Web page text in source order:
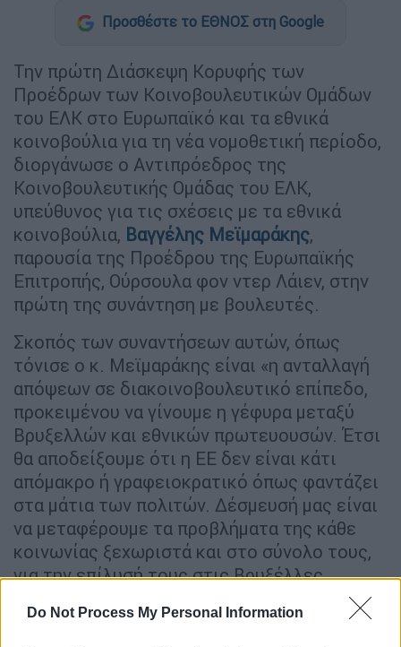
Do Not Process My Personal Information
Προσθέστε το ΕΘΝΟΣ στη Google
Την πρώτη Διάσκεψη Κορυφής των
Προέδρων των Κοινοβουλευτικών Ομάδων
του ΕΛΚ στο Ευρωπαϊκό και τα εθνικά
κοινοβούλια για τη νέα νομοθετική περίοδο,
διοργάνωσε ο Αντιπρόεδρος της
Κοινοβουλευτικής Ομάδας του ΕΛΚ,
υπεύθυνος για τις σχέσεις με τα εθνικά
κοινοβούλια, Βαγγέλης Μεϊμαράκης,
παρουσία της Προέδρου της Ευρωπαϊκής
Επιτροπής, Ούρσουλα φον ντερ Λάιεν, στην
πρώτη της συνάντηση με βουλευτές.
Σκοπός των συναντήσεων αυτών, όπως
τόνισε ο κ. Μεϊμαράκης είναι «η ανταλλαγή
απόψεων σε διακοινοβουλευτικό επίπεδο,
προκειμένου να γίνουμε η γέφυρα μεταξύ
Βρυξελλών και εθνικών πρωτευουσών. Έτσι
θα αποδείξουμε ότι η ΕΕ δεν είναι κάτι
απόμακρο ή γραφειοκρατικό όπως φαντάζει
στα μάτια των πολιτών. Δέσμευσή μας είναι
να μεταφέρουμε τα προβλήματα της κάθε
κοινωνίας ξεχωριστά και στο σύνολο τους,
για την επίλυσή τους στις Βρυξέλλες,
θεσμική πρωτεύουσα της ΕΕ και τόπο λήψης
των αποφάσεων. Ενώνουμε τις δυνάμεις μας